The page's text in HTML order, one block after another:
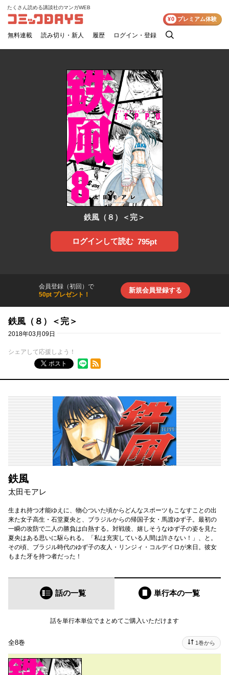
コミックDAYS
たくさん読める講談社のマンガWEB
無料連載 読み切り・新人 履歴 ログイン・登録
検
¥0 プレミアム体験
鉄風（８）＜完＞
ログインして読む 795pt
会員登録（初回）で
50pt プレゼント！
新規会員登録する
鉄風（８）＜完＞
2018年03月09日
シェアして応援しよう！
ポスト
RSSフィード
鉄風
太田モアレ
生まれ持つ才能ゆえに、物心ついた頃からどんなスポーツもこなすことの出
来た女子高生・石堂夏央と、ブラジルからの帰国子女・馬渡ゆず子。最初の
一瞬の攻防で二人の勝負は白熱する。対戦後、嬉しそうなゆず子の姿を見た
夏央はある思いに駆られる。「私は充実している人間は許さない！」、と。
その頃、ブラジル時代のゆず子の友人・リンジィ・コルデイロが来日。彼女
もまた牙を持つ者だった！
話の一覧 単行本の一覧
話を単行本単位でまとめてご購入いただけます
全8巻 1巻から